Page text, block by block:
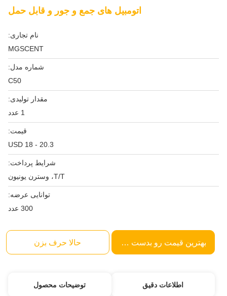
اتومبیل های جمع و جور و قابل حمل
نام تجاری:
MGSCENT
شماره مدل:
C50
مقدار تولیدی:
1 عدد
قیمت:
USD 18 - 20.3
شرایط پرداخت:
T/T، وسترن یونیون
توانایی عرضه:
300 عدد
بهترین قیمت رو بدست بیار حالا حرف بزن
اطلاعات دقیق توضیحات محصول